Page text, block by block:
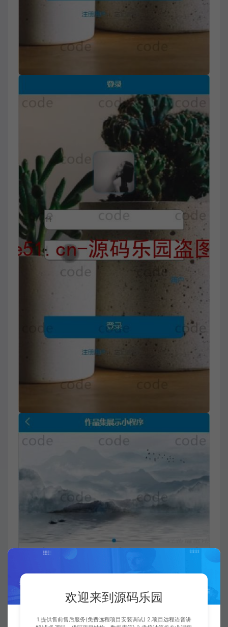
欢迎来到源码乐园
1.提供售前售后服务(免费远程项目安装调试) 2.项目远程语音讲